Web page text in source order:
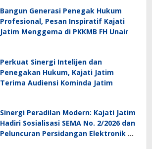
Bangun Generasi Penegak Hukum
Profesional, Pesan Inspiratif Kajati
Jatim Menggema di PKKMB FH Unair
Perkuat Sinergi Intelijen dan
Penegakan Hukum, Kajati Jatim
Terima Audiensi Kominda Jatim
Sinergi Peradilan Modern: Kajati Jatim
Hadiri Sosialisasi SEMA No. 2/2026 dan
Peluncuran Persidangan Elektronik di